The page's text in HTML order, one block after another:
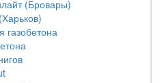
(Бровары)
газобетона